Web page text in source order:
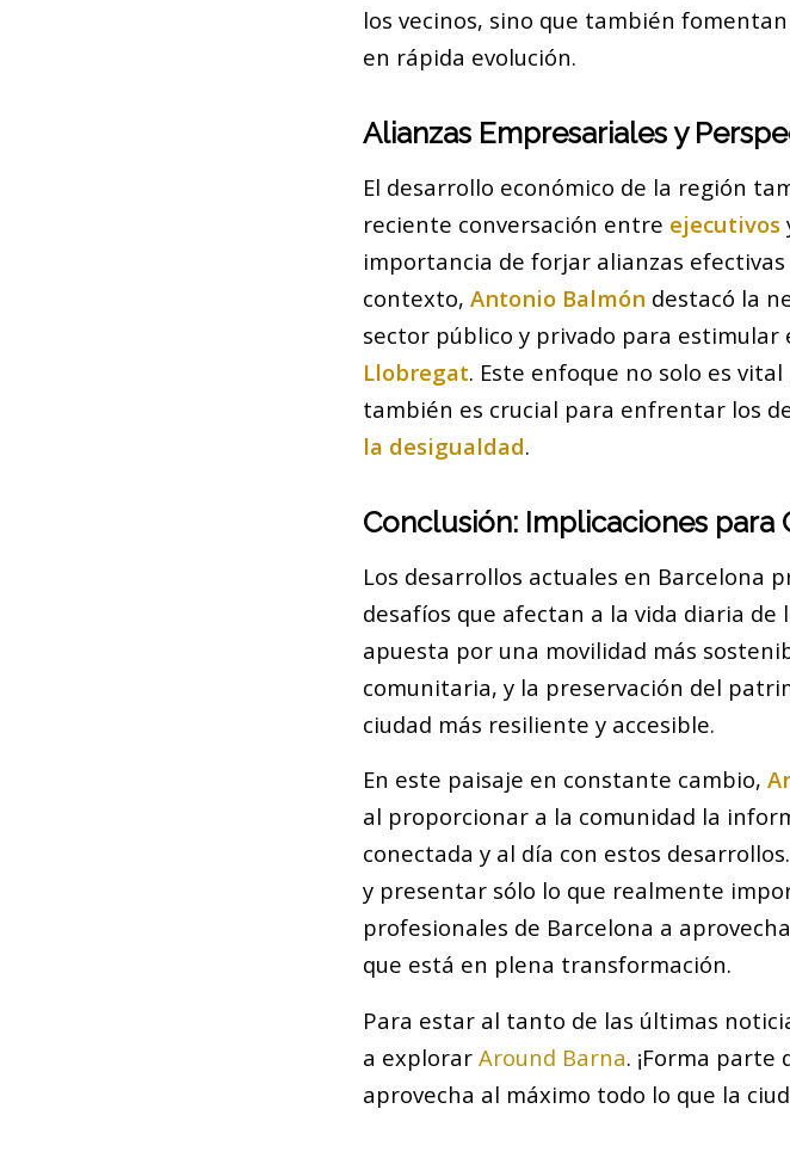
los vecinos, sino que también
en rápida evolución.
Alianzas Empresariales y
El desarrollo económico de la región
reciente conversación entre ejecutivos
importancia de forjar alianzas
contexto, Antonio Balmón destacó la
sector público y privado para
Llobregat. Este enfoque no solo es
también es crucial para enfrentar los
la desigualdad.
Conclusión: Implicaciones para
Los desarrollos actuales en Barcelona
desafíos que afectan a la vida diaria de
apuesta por una movilidad más
comunitaria, y la preservación del
ciudad más resiliente y accesible.
En este paisaje en constante cambio,
al proporcionar a la comunidad la
conectada y al día con estos
y presentar sólo lo que realmente
profesionales de Barcelona a
que está en plena transformación.
Para estar al tanto de las últimas
a explorar Around Barna. ¡Forma
aprovecha al máximo todo lo que la